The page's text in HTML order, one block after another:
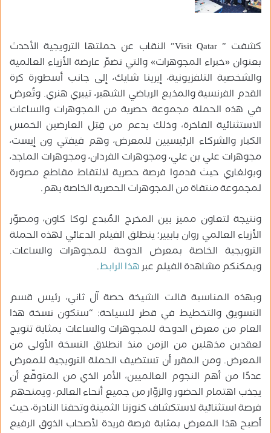
كشفت ” Visit Qatar” النقاب عن حملتها الترويجية الأحدث
بعنوان «خبراء المجوهرات» والتي تضمّ عارضة الأزياء العالمية
والشخصية التلفزيونية، إيرينا شايك، إلى جانب أسطورة كرة
القدم الفرنسية والمذيع الرياضي الشهير، تييري هنري. وتُعرض
في هذه الحملة مجموعة حصرية من المجوهرات والساعات
الاستثنائية الفاخرة، وذلك بدعم من قِبَل العارضين الخمس
الكبار والشركاء الرئيسيين للمعرض، وهم فيفتي ون إيست،
مجوهرات علي بن علي، ومجوهرات الفردان، ومجوهرات الماجد،
وبولغاري حيث قدموا فرصة حصرية لالتقاط مقاطع مصورة
لمجموعة منتقاة من المجوهرات الحصرية الخاصة بهم.
ونتيجة لتعاون مميز بين المخرج المُبدع لوكا كاون، ومصوّر
الأزياء العالمي روان بابيير؛ ينطلق الفيلم الدعائي لهذه الحملة
الترويجية الخاصة بمعرض الدوحة للمجوهرات والساعات.
ويمكنكم مشاهدة الفيلم عبرهذا الرابط.
وبهذه المناسبة قالت الشيخة حصة آل ثاني، رئيس قسم
التسويق والتخطيط في قطر للسياحة: “ستكون نسخة هذا
العام من معرض الدوحة للمجوهرات والساعات بمثابة تتويج
لعقدين مذهلين من الزمن منذ انطلاق النسخة الأولى من
المعرض. ومن المقرر أن تستضيف الحملة الترويجية للمعرض
عددًا من أهم النجوم العالميين، الأمر الذي من المتوقّع أن
يجذب اهتمام الحضور والزوّار من جميع أنحاء العالم، ويمنحهم
فرصة استثنائية لاستكشاف كنوزنا الثمينة وتحفنا النادرة، حيث
أصبح هذا المعرض بمثابة فرصة فريدة لأصحاب الذوق الرفيع